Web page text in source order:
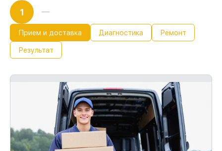
1
Прием и доставка Диагностика Ремонт
Результат